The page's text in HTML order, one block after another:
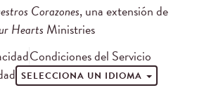
Corazones, una extensión de
Hearts Ministries
Condiciones del Servicio
SELECCIONA UN IDIOMA